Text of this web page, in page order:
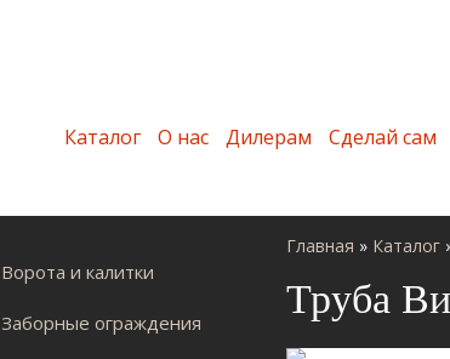
Каталог О нас Дилерам Сделай сам
Ворота и калитки
Заборные ограждения
Главная » Каталог
Труба